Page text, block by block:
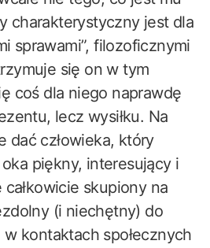
charakterystyczny jest dla
sprawami”, filozoficznymi
się on w tym
coś dla niego naprawdę
lecz wysiłku. Na
dać człowieka, który
piękny, interesujący i
skupiony na
(i niechętny) do
kontaktach społecznych